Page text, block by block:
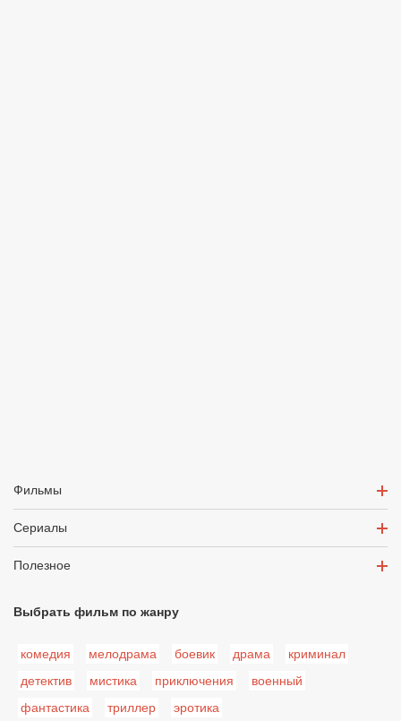
Фильмы
Сериалы
Полезное
Выбрать фильм по жанру
комедия мелодрама боевик драма
криминал
детектив
мистика приключения
военный
фантастика
триллер эротика